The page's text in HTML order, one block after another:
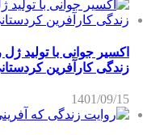
اکسیر جوانی با تولید
زندگی کارآفرین
1401/09/15